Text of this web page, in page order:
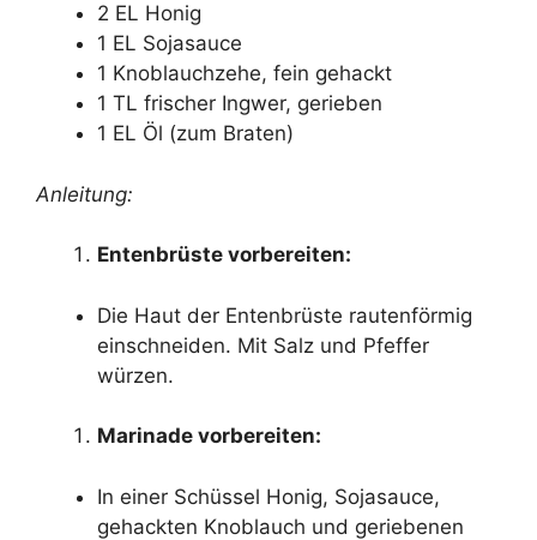
2 EL Honig
1 EL Sojasauce
1 Knoblauchzehe, fein gehackt
1 TL frischer Ingwer, gerieben
1 EL Öl (zum Braten)
Anleitung:
Entenbrüste vorbereiten:
Die Haut der Entenbrüste rautenförmig
einschneiden. Mit Salz und Pfeffer
würzen.
Marinade vorbereiten:
In einer Schüssel Honig, Sojasauce,
gehackten Knoblauch und geriebenen